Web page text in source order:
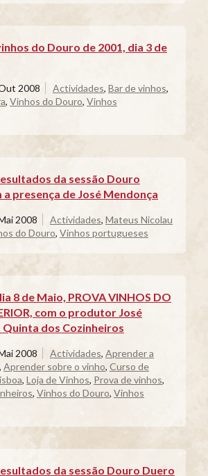
do Douro de 2001, dia 3 de
2008 Actividades, Bar de vinhos,
, Vinhos do Douro, Vinhos
da sessão Douro
presença de José Mendonça
2008 Actividades, Mateus Nicolau
do Douro, Vinhos portugueses
8 de Maio, PROVA VINHOS DO
com o produtor José
Quinta dos Cozinheiros
2008 Actividades, Aprender a
, Aprender sobre o vinho, Curso de
, Loja de Vinhos, Prova de vinhos,
, Vinhos do Douro, Vinhos
da sessão Douro Duero